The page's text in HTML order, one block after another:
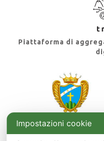
Piattaforma di
Impostazioni cookie